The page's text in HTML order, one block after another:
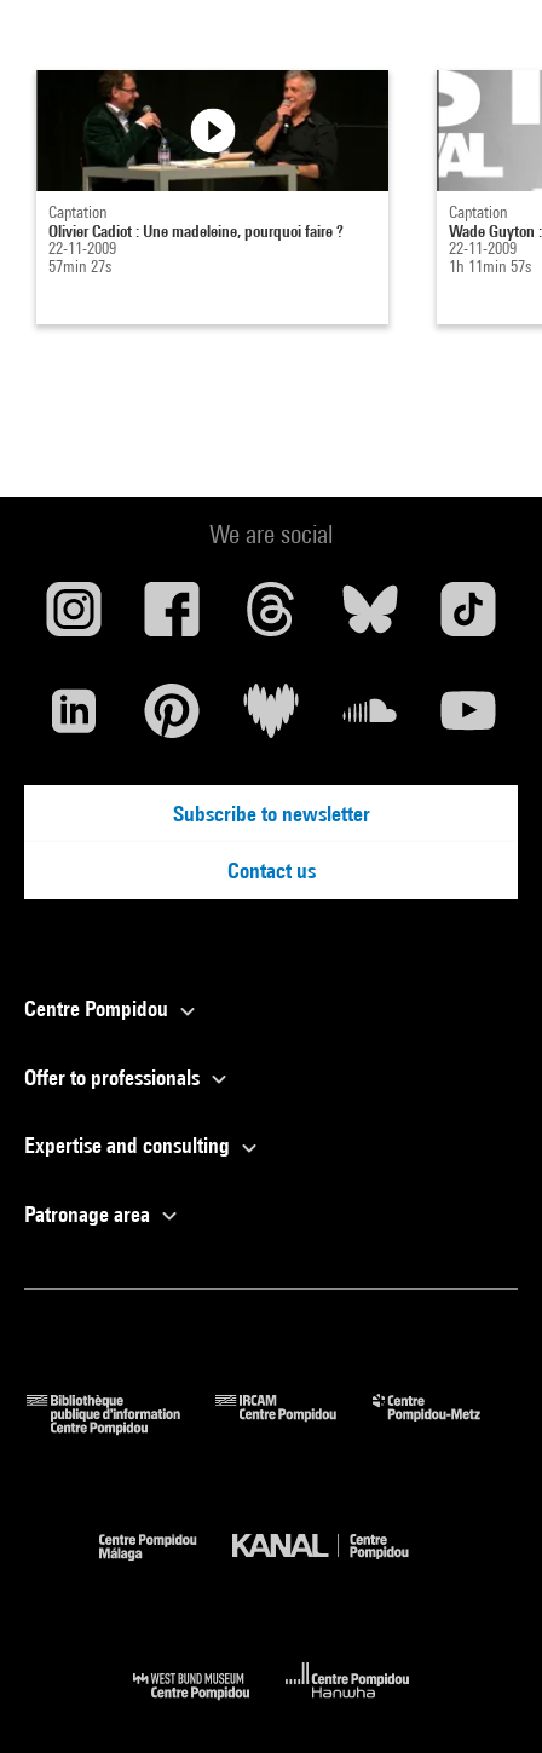
Captation
Olivier Cadiot : Une madeleine, pourquoi faire ?
22-11-2009
57min 27s
Captation
Wade
22-11-2009
1h 11min 57s
We are social
Subscribe to newsletter
Contact us
Centre Pompidou
Offer to professionals
Expertise and consulting
Patronage area